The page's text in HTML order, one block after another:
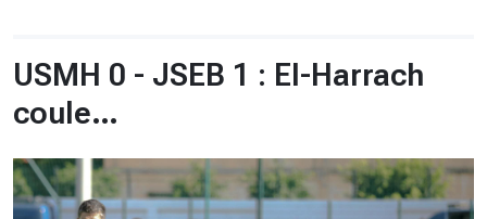
USMH 0 - JSEB 1 : El-Harrach
coule…